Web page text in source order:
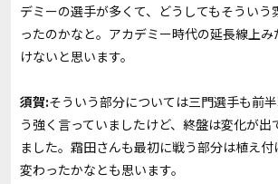
デミーの選手が多くて、どうしてもそういう
ったのかなと。アカデミー時代の延長線上み
けないと思います。
須賀:そういう部分については三門選手も前
う強く言っていましたけど、終盤は変化が出
ました。霜田さんも最初に戦う部分は植え
変わったかなとも思います。